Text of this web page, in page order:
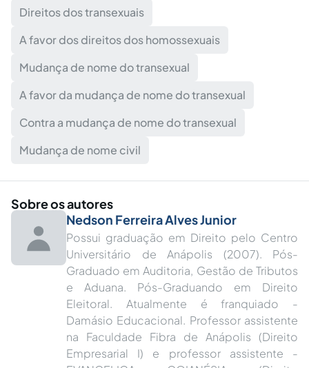
Direitos dos transexuais
A favor dos direitos dos homossexuais
Mudança de nome do transexual
A favor da mudança de nome do transexual
Contra a mudança de nome do transexual
Mudança de nome civil
Sobre os autores
Nedson Ferreira Alves Junior
Possui graduação em Direito pelo Centro
Universitário de Anápolis (2007). Pós-
Graduado em Auditoria, Gestão de Tributos
e Aduana. Pós-Graduando em Direito
Eleitoral. Atualmente é franquiado -
Damásio Educacional. Professor assistente
na Faculdade Fibra de Anápolis (Direito
Empresarial I) e professor assistente -